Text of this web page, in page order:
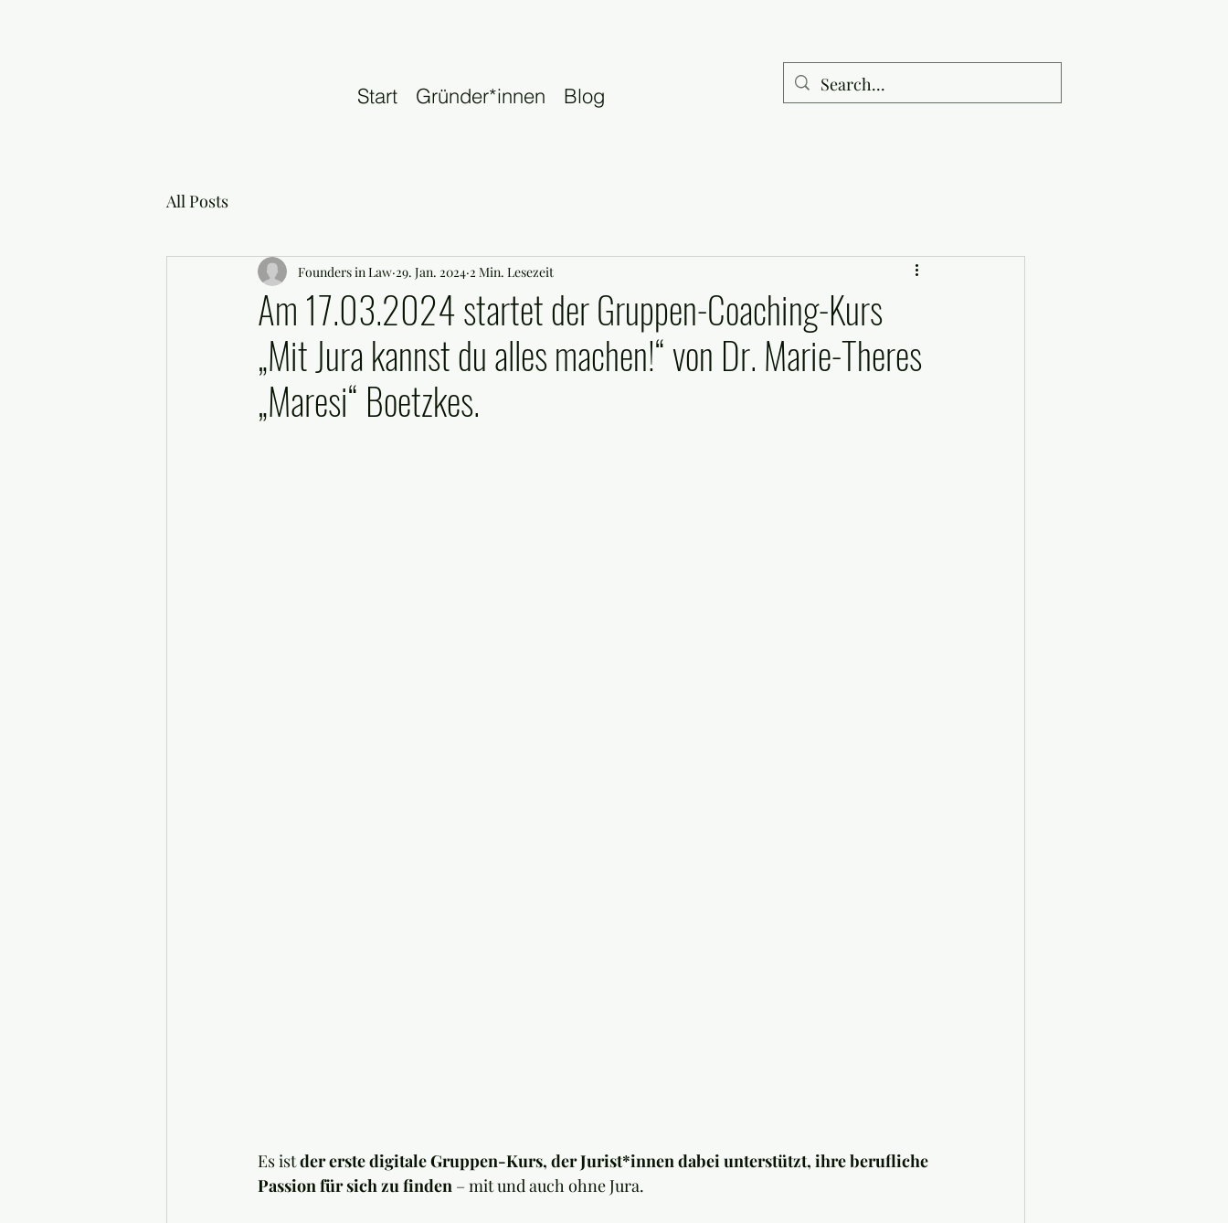
Start Gründer*innen Blog
All Posts
Am 17.03.2024 startet der Gruppen-Coaching-Kurs
„Mit Jura kannst du alles machen!“ von Dr. Marie-Theres
„Maresi“ Boetzkes.
Founders in Law 29. Jan. 2024 2 Min. Lesezeit
Es ist der erste digitale Gruppen-Kurs, der Jurist*innen dabei unterstützt, ihre berufliche
Passion für sich zu finden – mit und auch ohne Jura.